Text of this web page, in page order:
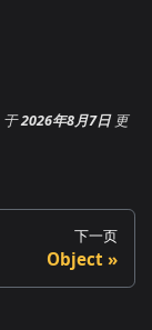
于2026年8月7日 更
下一页
Object